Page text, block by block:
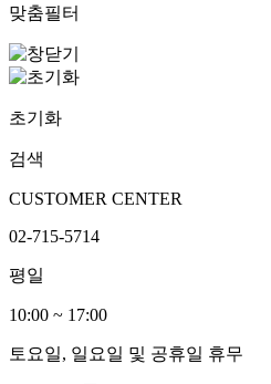
맞춤필터
초기화
검색
CUSTOMER CENTER
02-715-5714
평일
10:00 ~ 17:00
토요일, 일요일 및 공휴일 휴무